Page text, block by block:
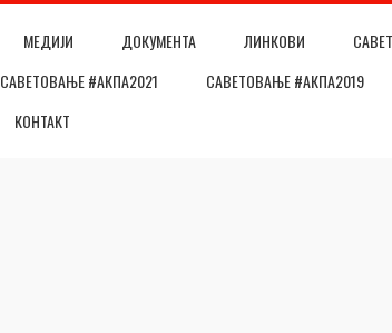
МЕДИЈИ ДОКУМЕНТА ЛИНКОВИ
САВЕТОВАЊЕ #АКПА2021 САВЕТОВАЊЕ #АКПА2019
КОНТАКТ